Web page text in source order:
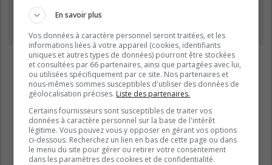
Vous ne pouvez pas effectuer de recherche pour le moment car le
En savoir plus
Vos données à caractère personnel seront traitées, et les
informations liées à votre appareil (cookies, identifiants
uniques et autres types de données) pourront être stockées
et consultées par 66 partenaires, ainsi que partagées avec lui,
ou utilisées spécifiquement par ce site. Nos partenaires et
nous-mêmes sommes susceptibles d'utiliser des données de
géolocalisation précises. Liste des partenaires.
Certains fournisseurs sont susceptibles de traiter vos
données à caractère personnel sur la base de l'intérêt
légitime. Vous pouvez vous y opposer en gérant vos options
ci-dessous. Recherchez un lien en bas de cette page ou dans
le menu du site pour gérer ou retirer votre consentement
dans les paramètres des cookies et de confidentialité.